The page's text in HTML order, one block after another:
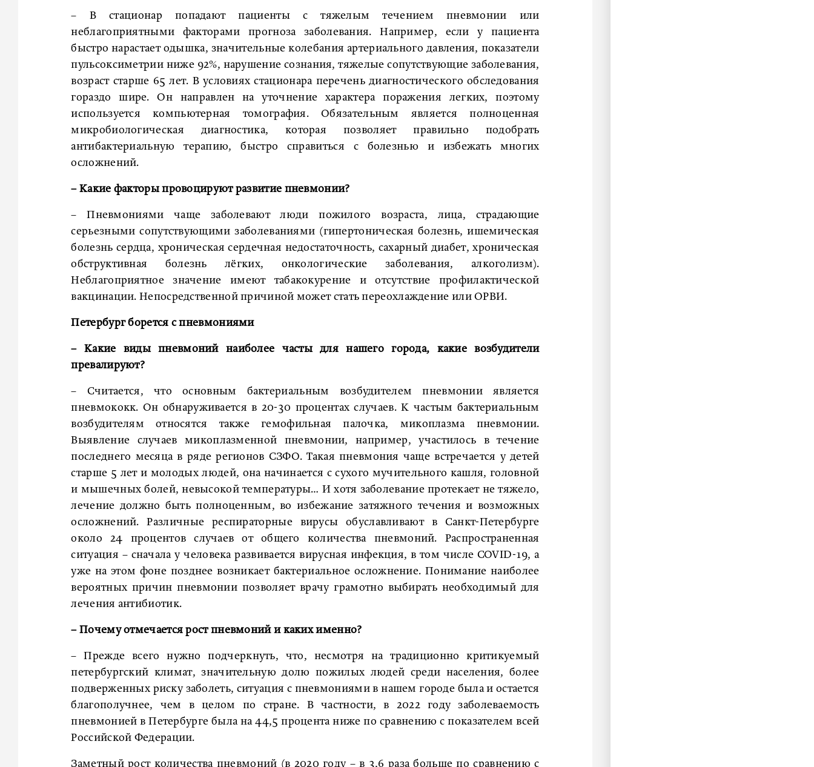
– В стационар попадают пациенты с тяжелым течением пневмонии или
неблагоприятными факторами прогноза заболевания. Например, если у пациента
быстро нарастает одышка, значительные колебания артериального давления, показатели
пульсоксиметрии ниже 92%, нарушение сознания, тяжелые сопутствующие заболевания,
возраст старше 65 лет. В условиях стационара перечень диагностического обследования
гораздо шире. Он направлен на уточнение характера поражения легких, поэтому
используется компьютерная томография. Обязательным является полноценная
микробиологическая диагностика, которая позволяет правильно подобрать
антибактериальную терапию, быстро справиться с болезнью и избежать многих
осложнений.
– Какие факторы провоцируют развитие пневмонии?
– Пневмониями чаще заболевают люди пожилого возраста, лица, страдающие
серьезными сопутствующими заболеваниями (гипертоническая болезнь, ишемическая
болезнь сердца, хроническая сердечная недостаточность, сахарный диабет, хроническая
обструктивная болезнь лёгких, онкологические заболевания, алкоголизм).
Неблагоприятное значение имеют табакокурение и отсутствие профилактической
вакцинации. Непосредственной причиной может стать переохлаждение или ОРВИ.
Петербург борется с пневмониями
–
Какие виды пневмоний наиболее часты для нашего города, какие возбудители
превалируют?
– Считается, что основным бактериальным возбудителем пневмонии является
пневмококк. Он обнаруживается в 20-30 процентах случаев. К частым бактериальным
возбудителям относятся также гемофильная палочка, микоплазма пневмонии.
Выявление случаев микоплазменной пневмонии, например, участилось в течение
последнего месяца в ряде регионов СЗФО. Такая пневмония чаще встречается у детей
старше 5 лет и молодых людей, она начинается с сухого мучительного кашля, головной
и мышечных болей, невысокой температуры… И хотя заболевание протекает не тяжело,
лечение должно быть полноценным, во избежание затяжного течения и возможных
осложнений. Различные респираторные вирусы обуславливают в Санкт-Петербурге
около 24 процентов случаев от общего количества пневмоний. Распространенная
ситуация – сначала у человека развивается вирусная инфекция, в том числе COVID-19, а
уже на этом фоне позднее возникает бактериальное осложнение. Понимание наиболее
вероятных причин пневмонии позволяет врачу грамотно выбирать необходимый для
лечения антибиотик.
– Почему отмечается рост пневмоний и каких именно?
– Прежде всего нужно подчеркнуть, что, несмотря на традиционно критикуемый
петербургский климат, значительную долю пожилых людей среди населения, более
подверженных риску заболеть, ситуация с пневмониями в нашем городе была и остается
благополучнее, чем в целом по стране. В частности, в 2022 году заболеваемость
пневмонией в Петербурге была на 44,5 процента ниже по сравнению с показателем всей
Российской Федерации.
Заметный рост количества пневмоний (в 2020 году – в 3,6 раза больше по сравнению с